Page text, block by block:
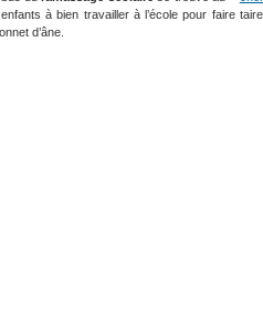
à bien travailler à l’école pour faire
d’âne.